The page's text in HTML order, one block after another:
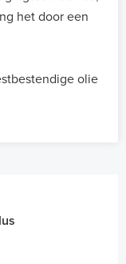
het door een
olie